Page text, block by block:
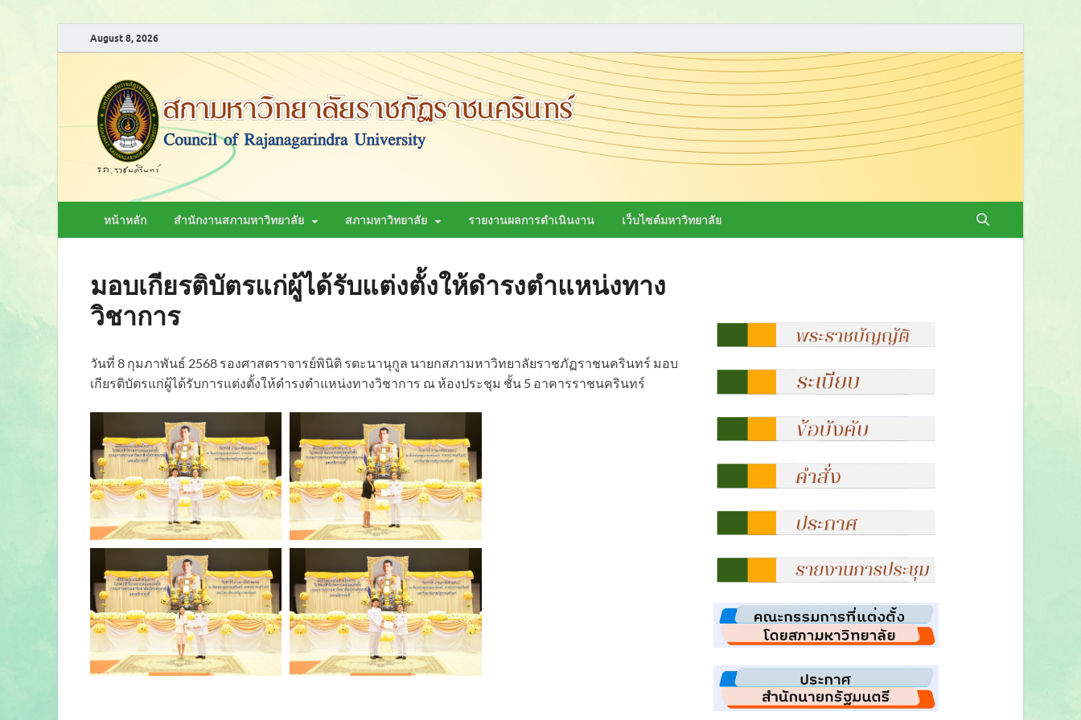
August 8, 2026
สภามหาวิทยาลัยราชภัฏราช
นครินทร์
หน้าหลัก สำนักงานสภามหาวิทยาลัย สภามหาวิทยาลัย รายงานผลการดำเนินงาน เว็บไซต์มหาวิทยาลัย
มอบเกียรติบัตรแก่ผู้ได้รับแต่งตั้งให้ดำรงตำแหน่งทาง
วิชาการ
วันที่ 8 กุมภาพันธ์ 2568 รองศาสตราจารย์พินิติ รตะนานุกูล นายกสภามหาวิทยาลัยราชภัฏราชนครินทร์ มอบ
เกียรติบัตรแก่ผู้ได้รับการแต่งตั้งให้ดำรงตำแหน่งทางวิชาการ ณ ห้องประชุม ชั้น 5 อาคารราชนครินทร์